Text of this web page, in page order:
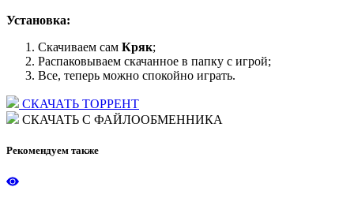
Установка:
Скачиваем сам Кряк;
Распаковываем скачанное в папку с игрой;
Все, теперь можно спокойно играть.
СКАЧАТЬ ТОРРЕНТ
СКАЧАТЬ С ФАЙЛООБМЕННИКА
Рекомендуем также